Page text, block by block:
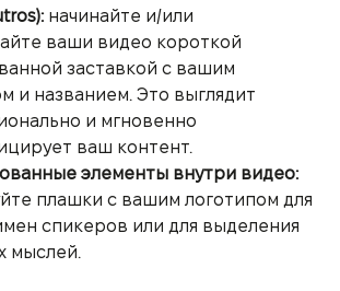
начинайте и/или
ваши видео короткой
заставкой с вашим
и названием. Это выглядит
и мгновенно
ваш контент.
элементы внутри видео:
плашки с вашим логотипом для
спикеров или для выделения
мыслей.